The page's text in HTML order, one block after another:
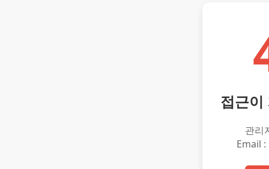
접근이
관리
Email